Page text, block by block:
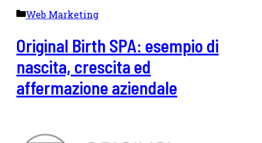
Categorie
Web Marketing
Original Birth SPA: esempio di
nascita, crescita ed
affermazione aziendale